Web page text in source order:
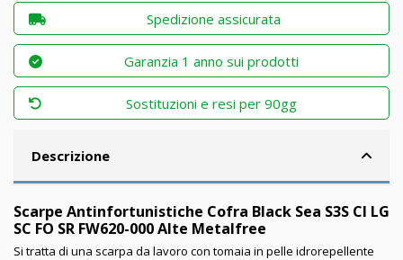
Spedizione assicurata
Garanzia 1 anno sui prodotti
Sostituzioni e resi per 90gg
Descrizione
Scarpe Antinfortunistiche Cofra Black Sea S3S CI LG
SC FO SR FW620-000 Alte Metalfree
Si tratta di una scarpa da lavoro con tomaia in pelle idrorepellente